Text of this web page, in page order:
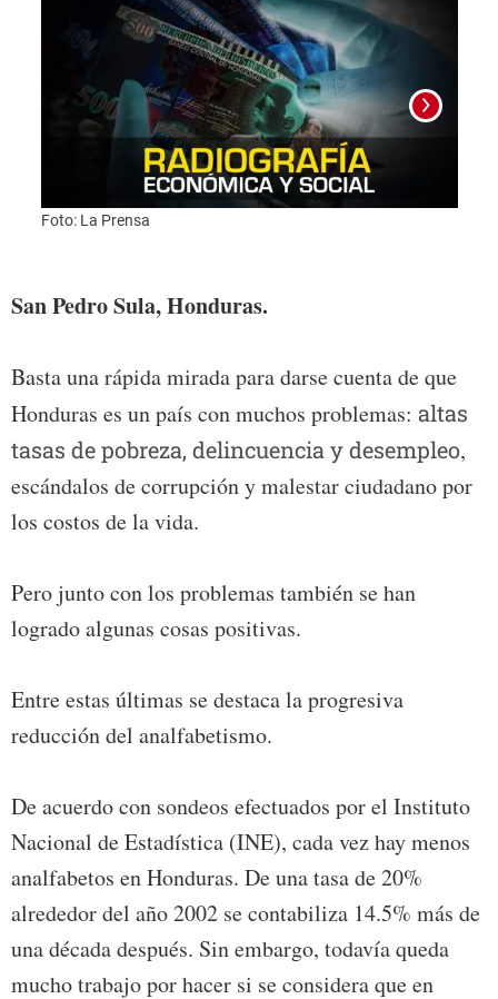
Foto: La Prensa
San Pedro Sula, Honduras.
Basta una rápida mirada para darse cuenta de que
Honduras es un país con muchos problemas: altas
tasas de pobreza, delincuencia y desempleo,
escándalos de corrupción y malestar ciudadano por
los costos de la vida.
Pero junto con los problemas también se han
logrado algunas cosas positivas.
Entre estas últimas se destaca la progresiva
reducción del analfabetismo.
De acuerdo con sondeos efectuados por el Instituto
Nacional de Estadística (INE), cada vez hay menos
analfabetos en Honduras. De una tasa de 20%
alrededor del año 2002 se contabiliza 14.5% más de
una década después. Sin embargo, todavía queda
mucho trabajo por hacer si se considera que en